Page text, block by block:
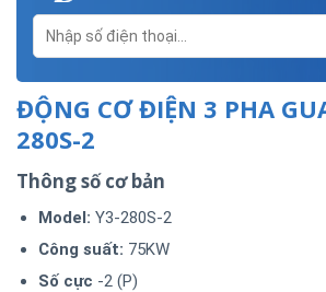
ĐỘNG CƠ ĐIỆN 3 PHA
280S-2
Thông số cơ bản
Model: Y3-280S-2
Công suất: 75KW
Số cực -2 (P)